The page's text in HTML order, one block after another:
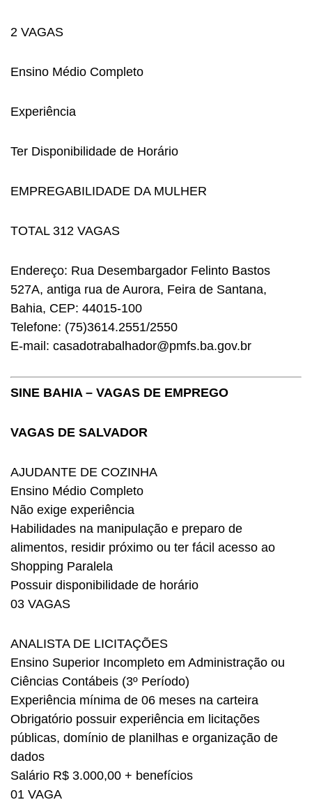
2 VAGAS
Ensino Médio Completo
Experiência
Ter Disponibilidade de Horário
EMPREGABILIDADE DA MULHER
TOTAL 312 VAGAS
Endereço: Rua Desembargador Felinto Bastos
527A, antiga rua de Aurora, Feira de Santana,
Bahia, CEP: 44015-100
Telefone: (75)3614.2551/2550
E-mail: casadotrabalhador@pmfs.ba.gov.br
SINE BAHIA – VAGAS DE EMPREGO
VAGAS DE SALVADOR
AJUDANTE DE COZINHA
Ensino Médio Completo
Não exige experiência
Habilidades na manipulação e preparo de
alimentos, residir próximo ou ter fácil acesso ao
Shopping Paralela
Possuir disponibilidade de horário
03 VAGAS
ANALISTA DE LICITAÇÕES
Ensino Superior Incompleto em Administração ou
Ciências Contábeis (3º Período)
Experiência mínima de 06 meses na carteira
Obrigatório possuir experiência em licitações
públicas, domínio de planilhas e organização de
dados
Salário R$ 3.000,00 + benefícios
01 VAGA